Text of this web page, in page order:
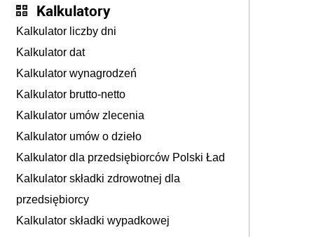
Kalkulatory
Kalkulator liczby dni
Kalkulator dat
Kalkulator wynagrodzeń
Kalkulator brutto-netto
Kalkulator umów zlecenia
Kalkulator umów o dzieło
Kalkulator dla przedsiębiorców Polski Ład
Kalkulator składki zdrowotnej dla
przedsiębiorcy
Kalkulator składki wypadkowej